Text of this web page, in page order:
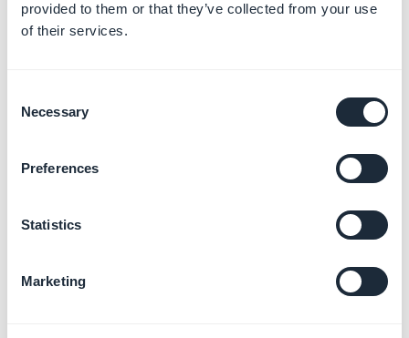
provided to them or that they’ve collected from your use
of their services.
Selection
Necessary
Preferences
Statistics
Marketing
requer uma nova
compilação do PWA